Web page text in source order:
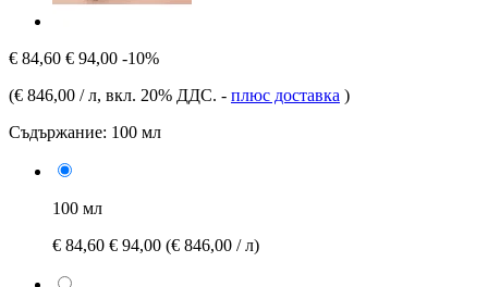
€ 84,60 € 94,00 -10%
(€ 846,00 / л, вкл. 20% ДДС. - плюс доставка )
Съдържание: 100 мл
100 мл
€ 84,60 € 94,00 (€ 846,00 / л)